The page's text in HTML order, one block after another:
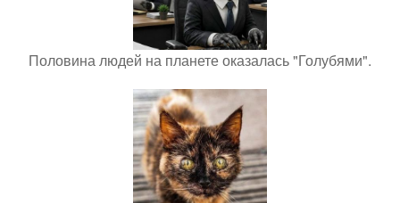
Половина людей на планете оказалась "Голубями".